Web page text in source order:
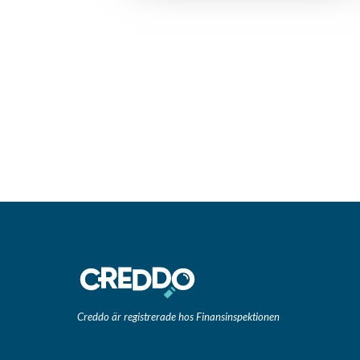
Creddo är registrerade hos Finansinspektionen